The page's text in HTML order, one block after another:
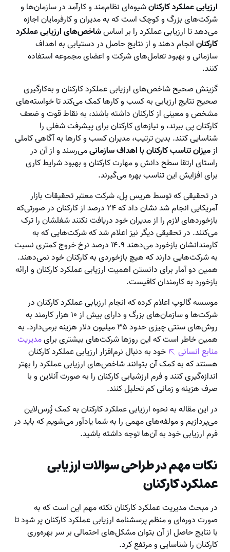
ارزیابی عملکرد کارکنانشیوه‌ای نظام‌مند و کارآمد در سازمان‌ها و
شرکت‌های بزرگ و کوچک است که به مدیران و کارفرمایان اجازه
می‌دهد تا ارزیابی عملکرد را بر اساسشاخص‌های ارزیابی عملکرد
کارکنانانجام دهند و از نتایج حاصل در دستیابی به اهداف
سازمانی و بهبود تعامل‌های شرکت و اعضای مجموعه استفاده
کنند.
گزینش صحیح شاخص‌های ارزیابی عملکرد کارکنان و به‌کارگیری
صحیح نتایج ارزیابی به کسب و کارها کمک می‌کند تا خواسته‌های
مشخص و معینی از کارکنان داشته باشند، به نقاط قوت و ضعف
کارکنان پی ببرند، و نیازهای کارکنان برای پیشرفت شغلی را
شناسایی کنند. بدین ترتیب، مدیران کسب و کارها به آگاهی کاملی
ازمیزان تناسب کارکنان با اهداف سازمانیمی‌رسند و از آن در
راستای ارتقا سطح دانش و مهارت کارکنان و بهبود شرایط کاری
برای افزایش این تناسب بهره می‌گیرند.
در تحقیقی که توسط هریس پل، شرکت معتبر تحقیقات بازار
آمریکایی انجام شد نشان داد که ۲۴ درصد از کارکنان در صورتی‌که
بازخوردهای لازم را از مدیران خود دریافت نکنند شغلشان را ترک
می‌کنند. در تحقیقی دیگر نیز اعلام شد که شرکت‌هایی که به
کارمندانشان بازخورد می‌دهند ۱۴.۹ درصد نرخ خروج کمتری نسبت
به شرکت‌هایی دارند که هیچ بازخوردی به کارکنان خود نمی‌دهند.
همین دو آمار برای دانستن اهمیت ارزیابی عملکرد کارکنان و ارائه
بازخورد به کارمندان کافیست.
موسسه گالوپ اعلام کرده که انجام ارزیابی عملکرد کارکنان در
شرکت‌ها و سازمان‌های بزرگ و دارای بیش از ۱۰ هزار کارمند به
روش‌های سنتی چیزی حدود ۳۵ میلیون دلار هزینه برمی‌دارد. به
همین خاطر است که این روزها شرکت‌های بیشتری برایمدیریت
منابع انسانی
خود به دنبال نرم‌افزار ارزیابی عملکرد کارکنان
هستند که به کمک آن بتوانند شاخص‌های ارزیابی عملکرد را بهتر
اندازه‌گیری کنند و فرم ارزشیابی کارکنان را به صورت آنلاین و با
صرف هزینه و زمانی کم تحلیل کنند.
در این مقاله به نحوه ارزیابی عملکرد کارکنان به کمک پُرس‌لاین
می‌پردازیم و مولفه‌های مهمی را به شما یادآور می‌شویم که باید در
فرم ارزیابی خود به آن‌ها توجه داشته باشید.
نکات مهم در طراحی سوالات ارزیابی
عملکرد کارکنان
در مبحث مدیریت عملکرد کارکنان نکته مهم این است که به
صورت دوره‌ای و منظم پرسشنامه ارزیابی عملکرد کارکنان پر شود تا
با نتایج حاصل از آن بتوان مشکل‌های احتمالی بر سر بهره‌وری
کارکنان را شناسایی و مرتفع کرد.